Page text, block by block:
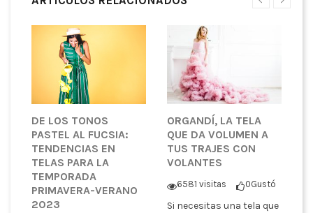
DE LOS TONOS
PASTEL AL FUCSIA:
TENDENCIAS EN
TELAS PARA LA
TEMPORADA
PRIMAVERA-VERANO
2023
ORGANDÍ, LA TELA
QUE DA VOLUMEN A
TUS TRAJES CON
VOLANTES
6581 visitas 0Gustó
Si necesitas una tela que